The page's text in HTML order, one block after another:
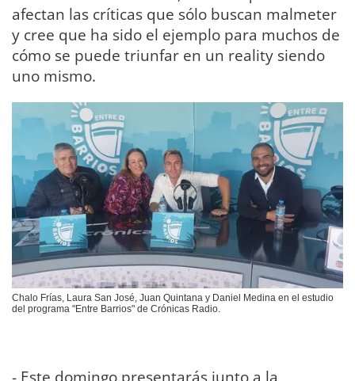
afectan las críticas que sólo buscan malmeter
y cree que ha sido el ejemplo para muchos de
cómo se puede triunfar en un reality siendo
uno mismo.
Chalo Frías, Laura San José, Juan Quintana y Daniel Medina en el estudio
del programa "Entre Barrios" de Crónicas Radio.
- Este domingo presentarás junto a la